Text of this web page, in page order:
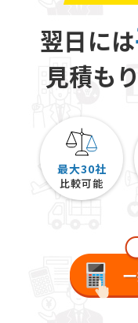
翌日には
見積も
最大30社
比較可能